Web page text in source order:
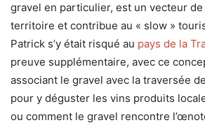
gravel en particulier, est un vecteur
territoire et contribue au « slow »
Patrick s’y était risqué au pays de la
preuve supplémentaire, avec ce
associant le gravel avec la traversée
pour y déguster les vins produits
ou comment le gravel rencontre